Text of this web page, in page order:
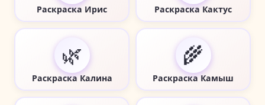
Раскраска Ирис Раскраска Кактус
🌿
Раскраска Калина
🌾
Раскраска Камыш